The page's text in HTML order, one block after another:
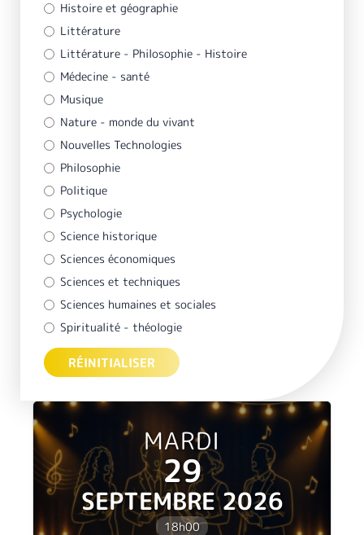
Histoire et géographie
Littérature
Littérature - Philosophie - Histoire
Médecine - santé
Musique
Nature - monde du vivant
Nouvelles Technologies
Philosophie
Politique
Psychologie
Science historique
Sciences économiques
Sciences et techniques
Sciences humaines et sociales
Spiritualité - théologie
MARDI
29
SEPTEMBRE 2026
18h00